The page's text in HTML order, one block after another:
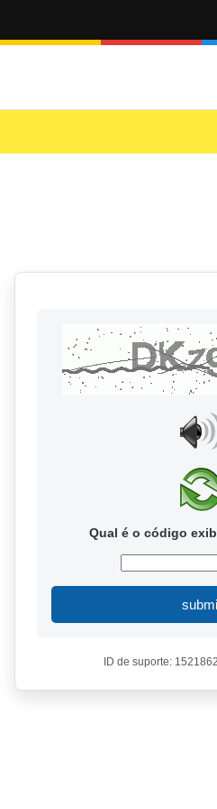
Qual é o código
ID de suporte: